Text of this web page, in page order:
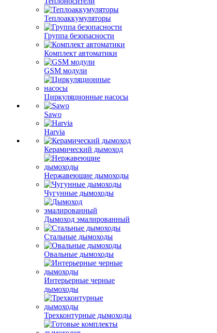
Теплоаккумуляторы
Группа безопасности
Комплект автоматики
GSM модули
Циркуляционные насосы
Sawo
Harvia
Керамический дымоход
Нержавеющие дымоходы
Чугунные дымоходы
Дымоход эмалированный
Стальные дымоходы
Овальные дымоходы
Интерьерные черные
дымоходы
Трехконтурные дымоходы